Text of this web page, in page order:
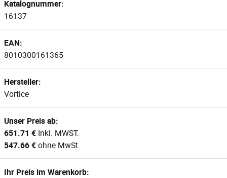
Katalognummer:
16137
EAN:
8010300161365
Hersteller:
Vortice
Unser Preis ab:
651.71 € Inkl. MWST.
547.66 €ohne MwSt.
Ihr Preis im Warenkorb: